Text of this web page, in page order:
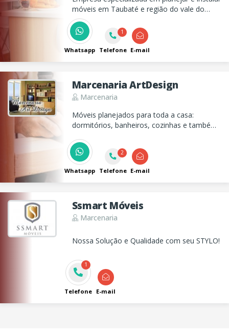
móveis em Taubaté e região do vale do
Paraíba. Trabalhamos com móveis para
todos ambientes em casas, comércios ou
empresas!
Whatsapp
1
Telefone E-mail
Marcenaria ArtDesign
Marcenaria
Móveis planejados para toda a casa:
dormitórios, banheiros, cozinhas e também
faremos orçamento sem compromisso.
Whatsapp
2
Telefone E-mail
Ssmart Móveis
Marcenaria
Nossa Solução e Qualidade com seu STYLO!
1
Telefone E-mail